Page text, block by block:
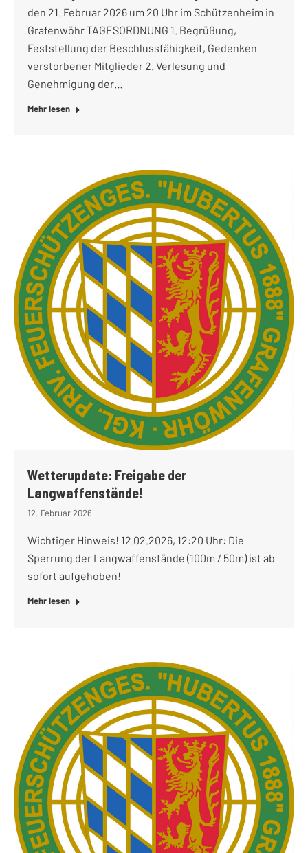
den 21. Februar 2026 um 20 Uhr im Schützenheim in
Grafenwöhr TAGESORDNUNG 1. Begrüßung,
Feststellung der Beschlussfähigkeit, Gedenken
verstorbener Mitglieder 2. Verlesung und
Genehmigung der…
Mehr lesen
Wetterupdate: Freigabe der
Langwaffenstände!
12. Februar 2026
Wichtiger Hinweis! 12.02.2026, 12:20 Uhr: Die
Sperrung der Langwaffenstände (100m / 50m) ist ab
sofort aufgehoben!
Mehr lesen